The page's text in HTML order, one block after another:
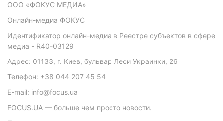
ООО «ФОКУС МЕДИА»
Онлайн-медиа ФОКУС
Идентификатор онлайн-медиа в Реестре субъектов в сфере
медиа - R40-03129
Адрес: 01133, г. Киев, бульвар Леси Украинки, 26
Телефон: +38 044 207 45 54
E-mail: info@focus.ua
FOCUS.UA — больше чем просто новости.